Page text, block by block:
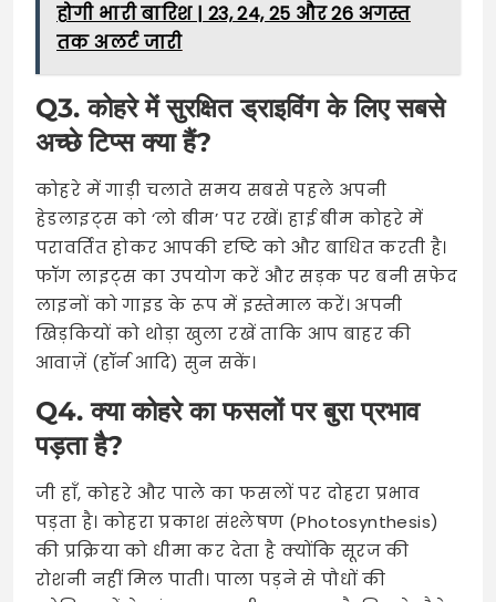
होगी भारी बारिश | 23, 24, 25 और 26 अगस्त
तक अलर्ट जारी
Q3. कोहरे में सुरक्षित ड्राइविंग के लिए सबसे
अच्छे टिप्स क्या हैं?
कोहरे में गाड़ी चलाते समय सबसे पहले अपनी
हेडलाइट्स को ‘लो बीम’ पर रखें। हाई बीम कोहरे में
परावर्तित होकर आपकी दृष्टि को और बाधित करती है।
फॉग लाइट्स का उपयोग करें और सड़क पर बनी सफेद
लाइनों को गाइड के रूप में इस्तेमाल करें। अपनी
खिड़कियों को थोड़ा खुला रखें ताकि आप बाहर की
आवाज़ें (हॉर्न आदि) सुन सकें।
Q4. क्या कोहरे का फसलों पर बुरा प्रभाव
पड़ता है?
जी हाँ, कोहरे और पाले का फसलों पर दोहरा प्रभाव
पड़ता है। कोहरा प्रकाश संश्लेषण (Photosynthesis)
की प्रक्रिया को धीमा कर देता है क्योंकि सूरज की
रोशनी नहीं मिल पाती। पाला पड़ने से पौधों की